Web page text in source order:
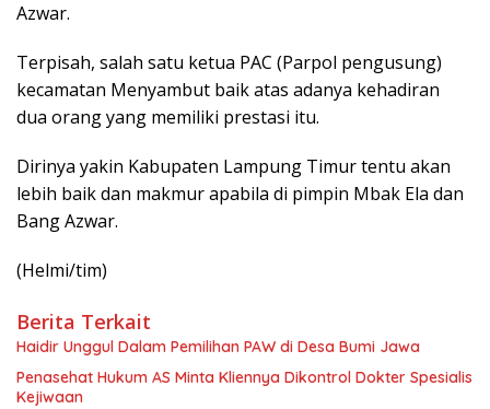
Azwar.
Terpisah, salah satu ketua PAC (Parpol pengusung)
kecamatan Menyambut baik atas adanya kehadiran
dua orang yang memiliki prestasi itu.
Dirinya yakin Kabupaten Lampung Timur tentu akan
lebih baik dan makmur apabila di pimpin Mbak Ela dan
Bang Azwar.
(Helmi/tim)
Berita Terkait
Haidir Unggul Dalam Pemilihan PAW di Desa Bumi Jawa
Penasehat Hukum AS Minta Kliennya Dikontrol Dokter Spesialis
Kejiwaan